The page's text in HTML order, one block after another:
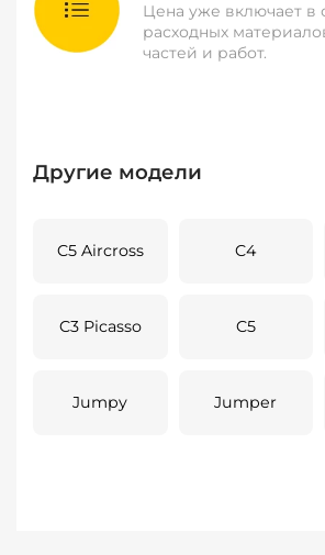
Цена уже включает в
расходных
частей и работ.
Другие модели
C5 Aircross C4
C3 Picasso C5
Jumpy Jumper